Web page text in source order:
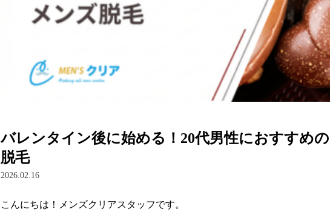
バレンタイン後に始める！20代男性におすすめ
脱毛
2026.02.16
こんにちは！メンズクリアスタッフです。